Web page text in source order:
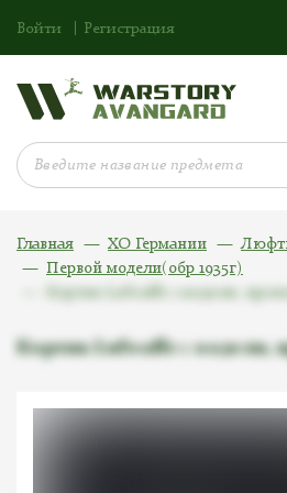
Войти Регистрация
Главная ХО Германии
Первой модели(обр 1935г)
Кортик Lufwaffe 1 модели,